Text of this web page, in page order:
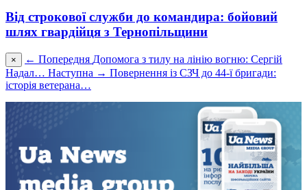
Від строкової служби до командира: бойовий
шлях гвардійця з Тернопільщини
× ← Попередня Допомога з тилу на лінію вогню: Сергій
Надал… Наступна → Повернення із СЗЧ до 44-ї бригади:
історія ветерана…